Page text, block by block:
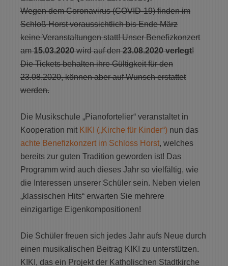
Wegen dem Coronavirus (COVID-19) finden im
Schloß Horst voraussichtlich bis Ende März
keine Veranstaltungen statt! Unser Benefizkonzert
am15.03.2020wird auf den23.08.2020 verlegt!
Die Tickets behalten ihre Gültigkeit für den
23.08.2020, können aber auf Wunsch erstattet
werden.
Die Musikschule „Pianofortelier“ veranstaltet in
Kooperation mit KIKI („Kirche für Kinder“) nun das
achte Benefizkonzert im Schloss Horst, welches
bereits zur guten Tradition geworden ist! Das
Programm wird auch dieses Jahr so vielfältig, wie
die Interessen unserer Schüler sein. Neben vielen
„klassischen Hits“ erwarten Sie mehrere
einzigartige Eigenkompositionen!
Die Schüler freuen sich jedes Jahr aufs Neue durch
einen musikalischen Beitrag KIKI zu unterstützen.
KIKI, das ein Projekt der Katholischen Stadtkirche